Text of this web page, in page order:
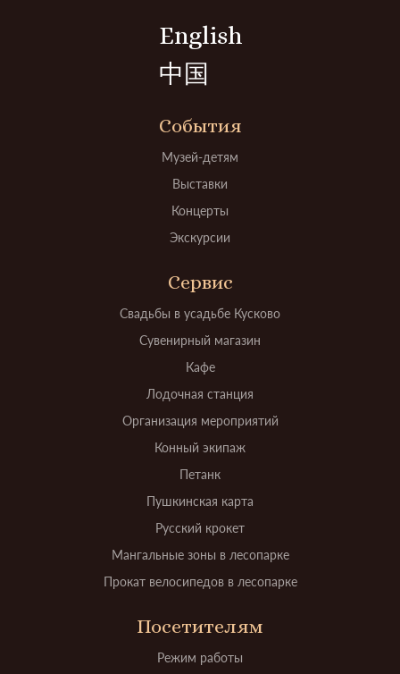
English
中国
События
Музей-детям
Выставки
Концерты
Экскурсии
Сервис
Свадьбы в усадьбе Кусково
Сувенирный магазин
Кафе
Лодочная станция
Организация мероприятий
Конный экипаж
Петанк
Пушкинская карта
Русский крокет
Мангальные зоны в лесопарке
Прокат велосипедов в лесопарке
Посетителям
Режим работы